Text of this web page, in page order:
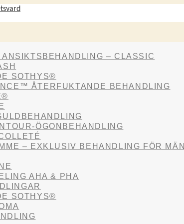
ANSIKTSBEHANDLING – CLASSIC
SOTHYS®
ÅTERFUKTANDE BEHANDLING
ÖGONBEHANDLING
– EXKLUSIV BEHANDLING FÖR MÄN
AHA & PHA
SOTHYS®